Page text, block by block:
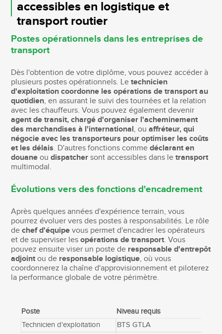
accessibles en logistique et
transport routier
Postes opérationnels dans les entreprises de
transport
Dès l'obtention de votre diplôme, vous pouvez accéder à
plusieurs postes opérationnels. Letechnicien
d'exploitation coordonne les opérations de transport au
quotidien, en assurant le suivi des tournées et la relation
avec les chauffeurs. Vous pouvez également devenir
agent de transit, chargé d'organiser l'acheminement
des marchandises à l'international, ouaffréteur, qui
négocie avec les transporteurs pour optimiser les coûts
et les délais. D'autres fonctions commedéclarant en
douane oudispatcher sont accessibles dans letransport
multimodal.
Évolutions vers des fonctions d'encadrement
Après quelques années d'expérience terrain, vous
pourrez évoluer vers des postes à responsabilités. Le rôle
dechef d'équipe vous permet d'encadrer les opérateurs
et de superviser lesopérations de transport. Vous
pouvez ensuite viser un poste de responsable d'entrepôt
adjoint ou de responsable logistique, où vous
coordonnerez la chaîne d'approvisionnement et piloterez
la performance globale de votre périmètre.
Poste Niveau requis
Technicien d'exploitation
BTS GTLA